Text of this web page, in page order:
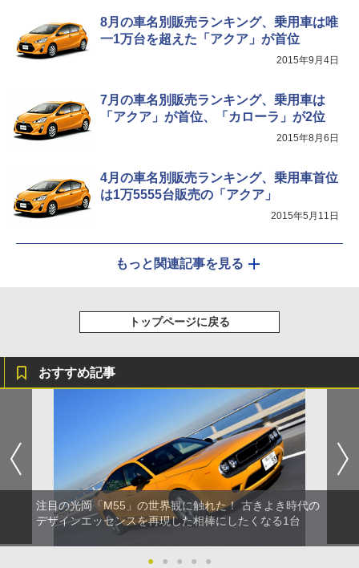
8月の車名別販売ランキング、乗用車は唯
一1万台を超えた「アクア」が首位
2015年9月4日
7月の車名別販売ランキング、乗用車は
「アクア」が首位、「カローラ」が2位
2015年8月6日
4月の車名別販売ランキング、乗用車首位
は1万5555台販売の「アクア」
2015年5月11日
もっと関連記事を見る
トップページに戻る
おすすめ記事
注目の光岡「M55」の世界観に触れた！ 古きよき時代の
デザインエッセンスを再現した相棒にしたくなる1台
● ● ● ● ●